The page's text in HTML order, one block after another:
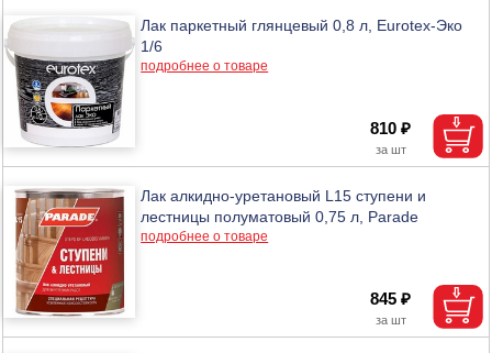
Лак паркетный глянцевый 0,8 л, Еurotex-Эко
1/6
подробнее о товаре
810 ₽
Лак алкидно-уретановый L15 ступени и
лестницы полуматовый 0,75 л, Parade
подробнее о товаре
845 ₽